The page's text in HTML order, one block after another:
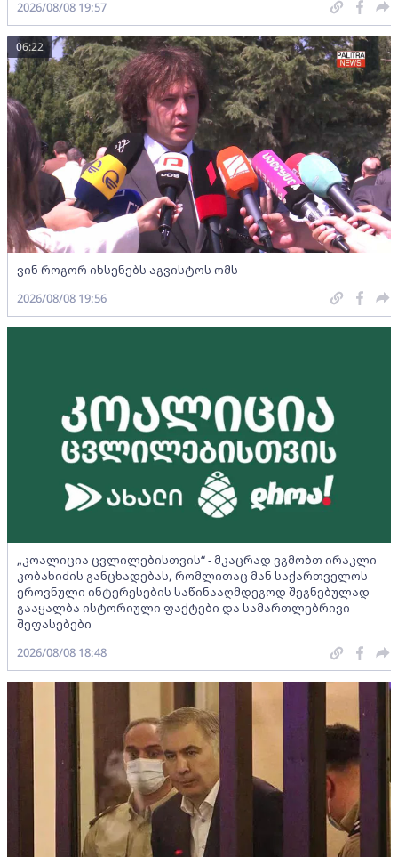
2026/08/08 19:57
ვინ როგორ იხსენებს აგვისტოს ომს
06:22
2026/08/08 19:56
„კოალიცია ცვლილებისთვის“ - მკაცრად ვგმობთ ირაკლი
კობახიძის განცხადებას, რომლითაც მან საქართველოს
ეროვნული ინტერესების საწინააღმდეგოდ შეგნებულად
გააყალბა ისტორიული ფაქტები და სამართლებრივი
შეფასებები
2026/08/08 18:48